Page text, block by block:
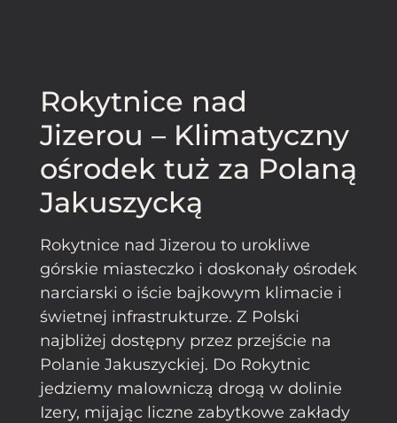
Rokytnice nad
Jizerou – Klimatyczny
ośrodek tuż za Polaną
Jakuszycką
Rokytnice nad Jizerou to urokliwe
górskie miasteczko i doskonały ośrodek
narciarski o iście bajkowym klimacie i
świetnej infrastrukturze. Z Polski
najbliżej dostępny przez przejście na
Polanie Jakuszyckiej. Do Rokytnic
jedziemy malowniczą drogą w dolinie
Izery, mijając liczne zabytkowe zakłady